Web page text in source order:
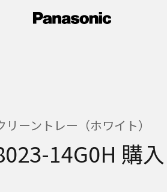
リーントレー（ホワイト）
14G0H 購入